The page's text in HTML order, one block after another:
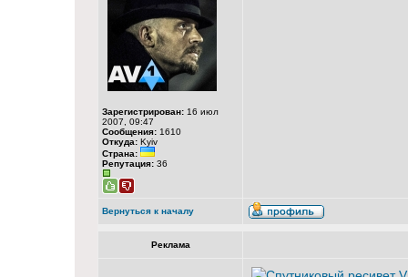
Зарегистрирован: 16 июл
2007, 09:47
Сообщения: 1610
Откуда: Kyiv
Страна:
Репутация: 36
Вернуться к началу
Реклама